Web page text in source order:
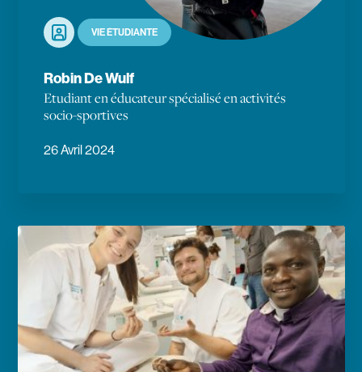
Robin De Wulf
Etudiant en éducateur spécialisé en activités
socio-sportives
Portrait VIE ÉTUDIANTE
26 Avril 2024
En savoir plus